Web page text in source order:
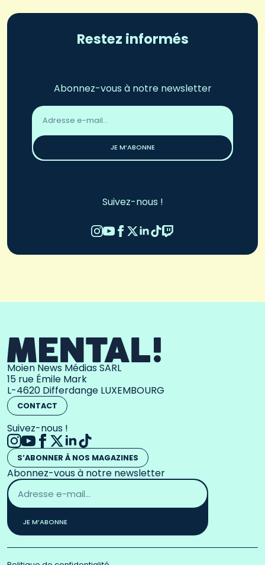
Restez informés
Abonnez-vous à notre newsletter
Adresse
email
JE M’ABONNE
Suivez-nous !
Moien News Médias SARL
15 rue Émile Mark
L-4620 Differdange LUXEMBOURG
CONTACT
Suivez-nous !
S’ABONNER À NOS MAGAZINES
Abonnez-vous à notre newsletter
Adresse
email
*
JE M’ABONNE